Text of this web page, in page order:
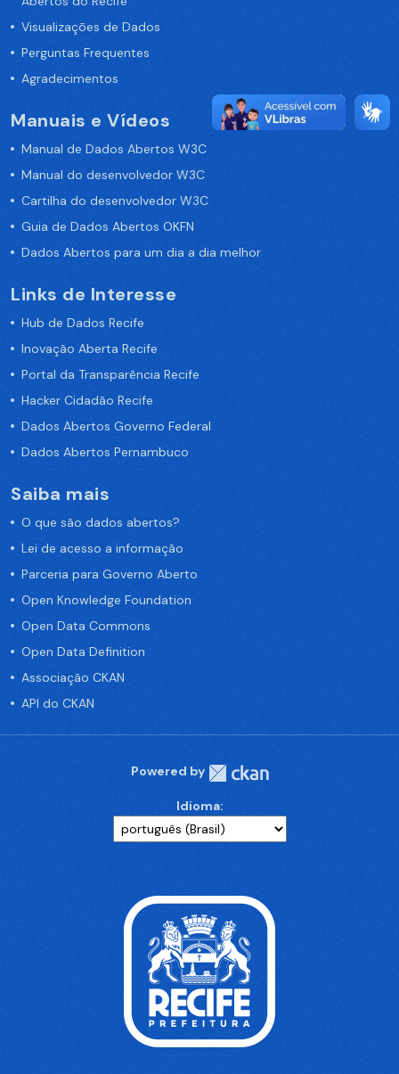
Visualizações de Dados
Perguntas Frequentes
Agradecimentos
Manuais e Vídeos
Manual de Dados Abertos W3C
Manual do desenvolvedor W3C
Cartilha do desenvolvedor W3C
Guia de Dados Abertos OKFN
Dados Abertos para um dia a dia melhor
Links de Interesse
Hub de Dados Recife
Inovação Aberta Recife
Portal da Transparência Recife
Hacker Cidadão Recife
Dados Abertos Governo Federal
Dados Abertos Pernambuco
Saiba mais
O que são dados abertos?
Lei de acesso a informação
Parceria para Governo Aberto
Open Knowledge Foundation
Open Data Commons
Open Data Definition
Associação CKAN
API do CKAN
Powered by
Idioma